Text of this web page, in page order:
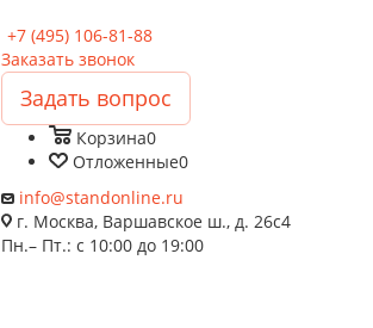
+7 (495) 106-81-88
Заказать звонок
Задать вопрос
Корзина0
Отложенные0
info@standonline.ru
г. Москва, Варшавское ш., д. 26с4
Пн.– Пт.: с 10:00 до 19:00